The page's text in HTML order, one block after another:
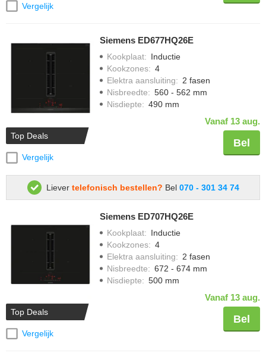
Vergelijk
Top Deals
Vergelijk
Siemens ED677HQ26E
Kookplaat: Inductie
Kookzones: 4
Elektra aansluiting: 2 fasen
Nisbreedte: 560 - 562 mm
Nisdiepte: 490 mm
Vanaf 13 aug.
Bel
Liever telefonisch bestellen? Bel 070 - 301 34 74
Top Deals
Vergelijk
Siemens ED707HQ26E
Kookplaat: Inductie
Kookzones: 4
Elektra aansluiting: 2 fasen
Nisbreedte: 672 - 674 mm
Nisdiepte: 500 mm
Vanaf 13 aug.
Bel